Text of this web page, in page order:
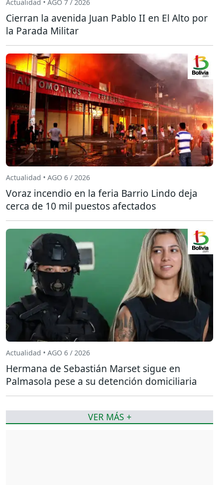
Actualidad • AGO 7 / 2026
Cierran la avenida Juan Pablo II en El Alto por
la Parada Militar
Actualidad • AGO 6 / 2026
Voraz incendio en la feria Barrio Lindo deja
cerca de 10 mil puestos afectados
Actualidad • AGO 6 / 2026
Hermana de Sebastián Marset sigue en
Palmasola pese a su detención domiciliaria
VER MÁS +